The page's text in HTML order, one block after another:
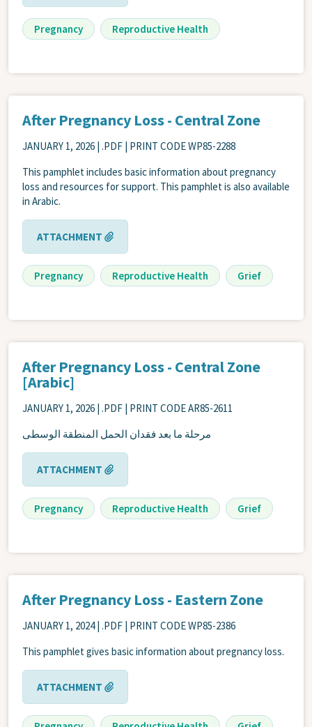
Pregnancy Reproductive Health
After Pregnancy Loss - Central Zone
JANUARY 1, 2026 | .PDF | PRINT CODE WP85-2288
This pamphlet includes basic information about pregnancy
loss and resources for support. This pamphlet is also available
in Arabic.
ATTACHMENT
Pregnancy Reproductive Health Grief
After Pregnancy Loss - Central Zone
[Arabic]
JANUARY 1, 2026 | .PDF | PRINT CODE AR85-2611
مرحلة ما بعد فقدان الحمل المنطقة الوسطى
ATTACHMENT
Pregnancy Reproductive Health Grief
After Pregnancy Loss - Eastern Zone
JANUARY 1, 2024 | .PDF | PRINT CODE WP85-2386
This pamphlet gives basic information about pregnancy loss.
ATTACHMENT